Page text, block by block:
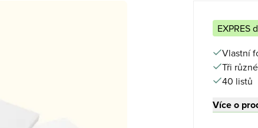
EXPRES
Vlastní
Tři
40 listů
Více o